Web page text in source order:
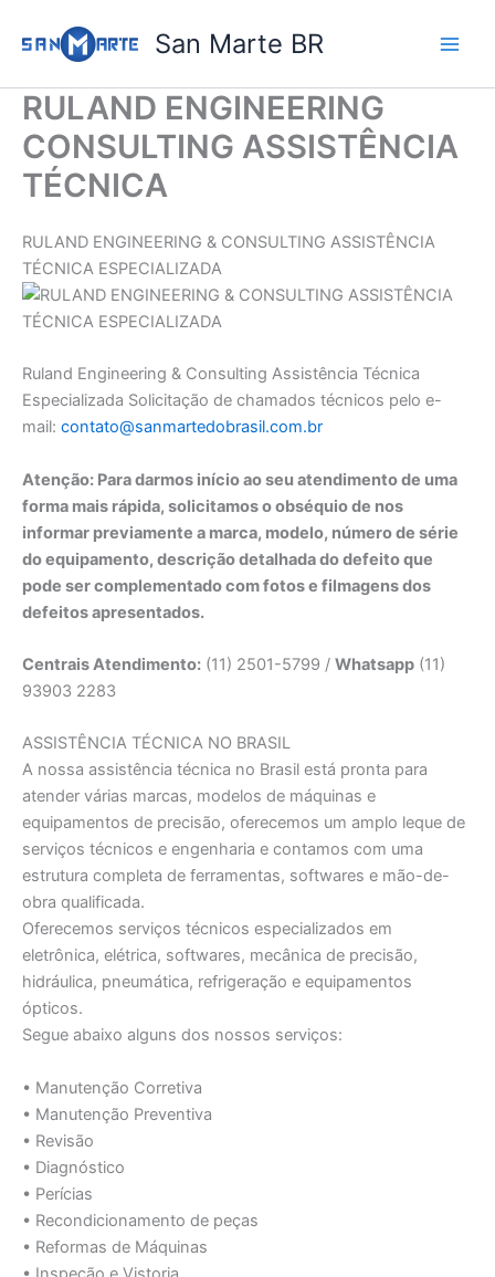
para
conteúdo
San Marte BR
RULAND ENGINEERING
CONSULTING ASSISTÊNCIA
TÉCNICA
RULAND ENGINEERING & CONSULTING ASSISTÊNCIA
TÉCNICA ESPECIALIZADA
Ruland Engineering & Consulting Assistência Técnica
Especializada Solicitação de chamados técnicos pelo e-
mail: contato@sanmartedobrasil.com.br
Atenção: Para darmos início ao seu atendimento de uma
forma mais rápida, solicitamos o obséquio de nos
informar previamente a marca, modelo, número de série
do equipamento, descrição detalhada do defeito que
pode ser complementado com fotos e filmagens dos
defeitos apresentados.
Centrais Atendimento: (11) 2501-5799 / Whatsapp (11)
93903 2283
ASSISTÊNCIA TÉCNICA NO BRASIL
A nossa assistência técnica no Brasil está pronta para
atender várias marcas, modelos de máquinas e
equipamentos de precisão, oferecemos um amplo leque de
serviços técnicos e engenharia e contamos com uma
estrutura completa de ferramentas, softwares e mão-de-
obra qualificada.
Oferecemos serviços técnicos especializados em
eletrônica, elétrica, softwares, mecânica de precisão,
hidráulica, pneumática, refrigeração e equipamentos
ópticos.
Segue abaixo alguns dos nossos serviços:
• Manutenção Corretiva
• Manutenção Preventiva
• Revisão
• Diagnóstico
• Perícias
• Recondicionamento de peças
• Reformas de Máquinas